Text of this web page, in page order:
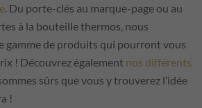
. Du porte-clés au marque-page ou au
à la bouteille thermos, nous
gamme de produits qui pourront vous
! Découvrez également nos différents
sûrs que vous y trouverez l’idée
!